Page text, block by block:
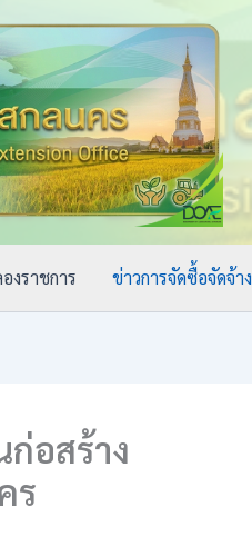
งราชการ ข่าวการจัดซื้อจัดจ้าง
ก่อสร้าง
ร